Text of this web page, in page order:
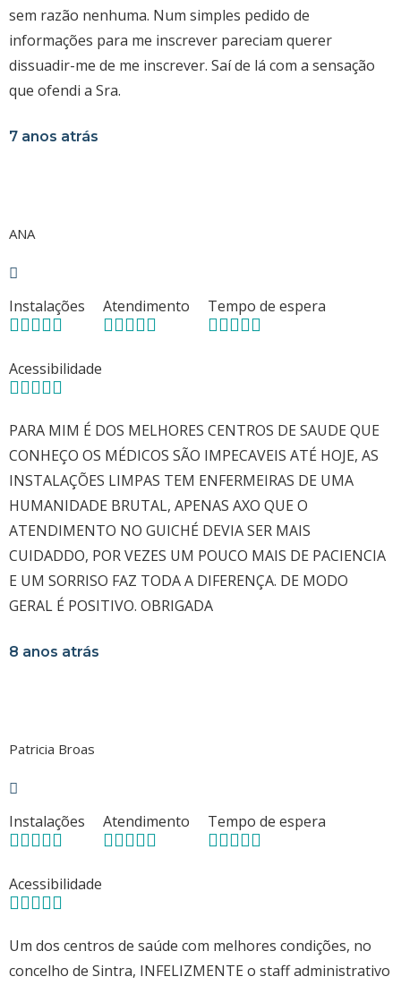
sem razão nenhuma. Num simples pedido de
informações para me inscrever pareciam querer
dissuadir-me de me inscrever. Saí de lá com a sensação
que ofendi a Sra.
7 anos atrás
ANA
Instalações Atendimento Tempo de espera
Acessibilidade
PARA MIM É DOS MELHORES CENTROS DE SAUDE QUE
CONHEÇO OS MÉDICOS SÃO IMPECAVEIS ATÉ HOJE, AS
INSTALAÇÕES LIMPAS TEM ENFERMEIRAS DE UMA
HUMANIDADE BRUTAL, APENAS AXO QUE O
ATENDIMENTO NO GUICHÉ DEVIA SER MAIS
CUIDADDO, POR VEZES UM POUCO MAIS DE PACIENCIA
E UM SORRISO FAZ TODA A DIFERENÇA. DE MODO
GERAL É POSITIVO. OBRIGADA
8 anos atrás
Patricia Broas
Instalações Atendimento Tempo de espera
Acessibilidade
Um dos centros de saúde com melhores condições, no
concelho de Sintra, INFELIZMENTE o staff administrativo